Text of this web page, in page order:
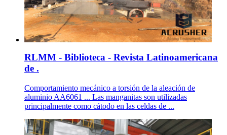
RLMM - Biblioteca - Revista Latinoamericana
de .
Comportamiento mecánico a torsión de la aleación de
aluminio AA6061 ... Las manganitas son utilizadas
principalmente como cátodo en las celdas de ...